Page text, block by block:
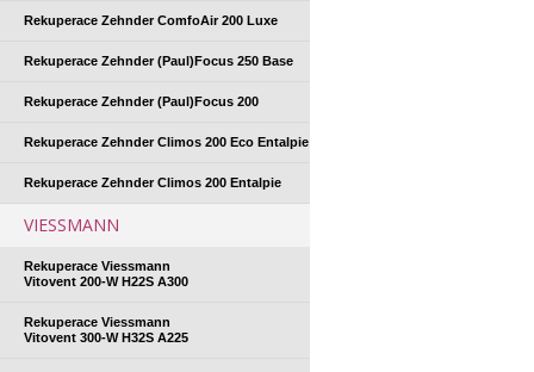
Rekuperace Zehnder ComfoAir 200 Luxe
Rekuperace Zehnder (Paul)Focus 250 Base
Rekuperace Zehnder (Paul)Focus 200
Rekuperace Zehnder Climos 200 Eco Entalpie
Rekuperace Zehnder Climos 200 Entalpie
VIESSMANN
Rekuperace Viessmann
Vitovent 200-W H22S A300
Rekuperace Viessmann
Vitovent 300-W H32S A225